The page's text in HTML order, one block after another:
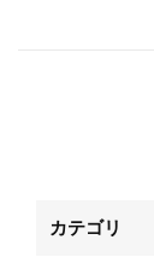
カテゴリ